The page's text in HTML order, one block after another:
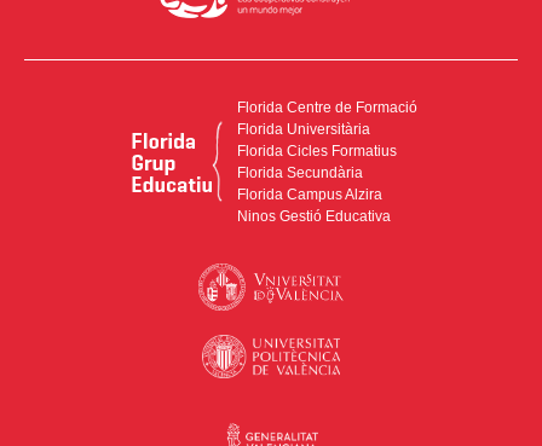
Florida Centre de Formació
Florida Universitària
Florida Cicles Formatius
Florida Secundària
Florida Campus Alzira
Ninos Gestió Educativa